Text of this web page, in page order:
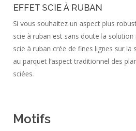
EFFET SCIE À RUBAN
Si vous souhaitez un aspect plus
scie à ruban est sans doute la solution
scie à ruban crée de fines lignes sur la
au parquet l’aspect traditionnel des
sciées.
Motifs